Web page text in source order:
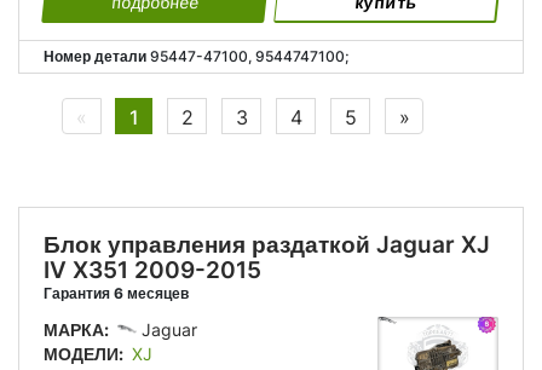
Номер детали 95447-47100, 9544747100;
« Previous
1 2 3 4 5 »
Блок управления раздаткой Jaguar XJ
IV X351 2009-2015
Гарантия 6 месяцев
МАРКА:
Jaguar
МОДЕЛИ: XJ